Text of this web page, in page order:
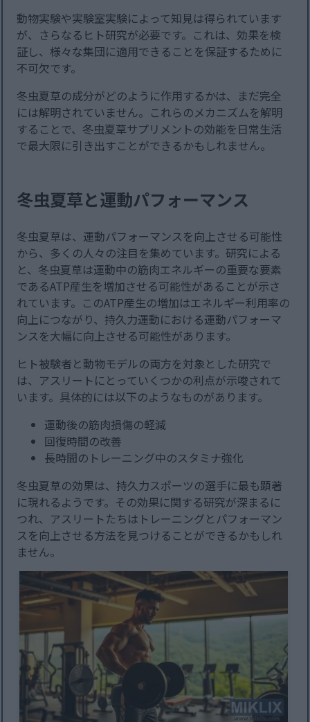
動物実験や実験室実験によって知見は得られています
が、さらなるヒト研究が必要です。これは、効果を検
証し、様々な集団に適用できることを保証するために
不可欠です。
冬虫夏草の成分がどのように作用するかは、まだ完全
には解明されていません。これらのメカニズムを解明
することで、冬虫夏草サプリメントの効能を日常生活
で最大限に引き出すことができるかもしれません。
冬虫夏草と運動パフォーマンス
冬虫夏草は、運動パフォーマンスを向上させる可能性
から、多くの人々の注目を集めています。研究による
と、冬虫夏草は運動中の筋肉エネルギーの重要な要素
であるATP産生を増加させる可能性があることが示さ
れています。このATP産生の増加はエネルギー利用率の
向上につながり、持久力運動における運動パフォーマ
ンスを大幅に向上させる可能性があります。
ヒト被験者と動物モデルの両方を対象とした研究で
は、アスリートにとっていくつかの利点が示唆されて
います。具体的には以下のようなものがあります。
運動後の筋肉損傷の軽減
回復時間の改善
長時間のトレーニング中のスタミナ強化
冬虫夏草の効果は、持久力スポーツの選手に最も顕著
に現れるようです。その効果に関する研究が深まるに
つれ、アスリートたちはトレーニングとパフォーマン
スを向上させる方法を見つけることができるかもしれ
ません。